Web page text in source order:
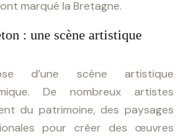
marqué la Bretagne.
: une scène artistique
d’une scène artistique
De nombreux artistes
du patrimoine, des paysages
pour créer des œuvres